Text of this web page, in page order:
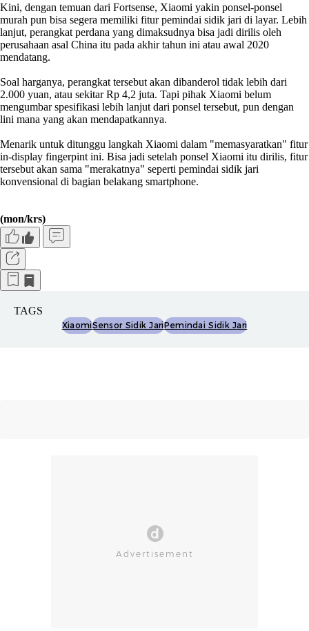
Kini, dengan temuan dari Fortsense, Xiaomi yakin ponsel-ponsel
murah pun bisa segera memiliki fitur pemindai sidik jari di layar. Lebih
lanjut, perangkat perdana yang dimaksudnya bisa jadi dirilis oleh
perusahaan asal China itu pada akhir tahun ini atau awal 2020
mendatang.
Soal harganya, perangkat tersebut akan dibanderol tidak lebih dari
2.000 yuan, atau sekitar Rp 4,2 juta. Tapi pihak Xiaomi belum
mengumbar spesifikasi lebih lanjut dari ponsel tersebut, pun dengan
lini mana yang akan mendapatkannya.
Menarik untuk ditunggu langkah Xiaomi dalam "memasyaratkan" fitur
in-display fingerpint ini. Bisa jadi setelah ponsel Xiaomi itu dirilis, fitur
tersebut akan sama "merakatnya" seperti pemindai sidik jari
konvensional di bagian belakang smartphone.
(mon/krs)
TAGS
XiaomiSensor Sidik JariPemindai Sidik Jari